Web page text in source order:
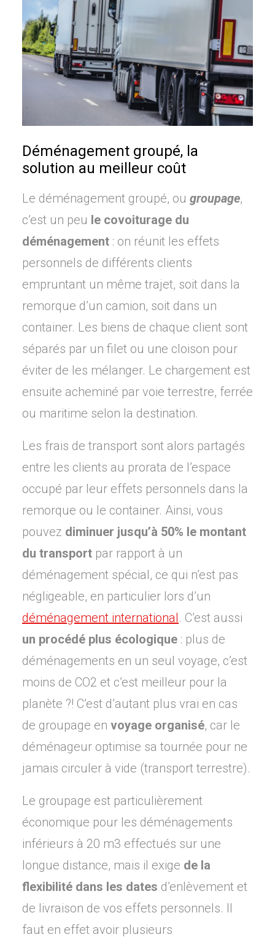
Déménagement groupé, la
solution au meilleur coût
Le déménagement groupé, ou groupage,
c’est un peu le covoiturage du
déménagement : on réunit les effets
personnels de différents clients
empruntant un même trajet, soit dans la
remorque d’un camion, soit dans un
container. Les biens de chaque client sont
séparés par un filet ou une cloison pour
éviter de les mélanger. Le chargement est
ensuite acheminé par voie terrestre, ferrée
ou maritime selon la destination.
Les frais de transport sont alors partagés
entre les clients au prorata de l’espace
occupé par leur effets personnels dans la
remorque ou le container. Ainsi, vous
pouvez diminuer jusqu’à 50% le montant
du transport par rapport à un
déménagement spécial, ce qui n’est pas
négligeable, en particulier lors d’un
déménagement international . C’est aussi
un procédé plus écologique : plus de
déménagements en un seul voyage, c’est
moins de CO2 et c’est meilleur pour la
planète ?! C’est d’autant plus vrai en cas
de groupage en voyage organisé, car le
déménageur optimise sa tournée pour ne
jamais circuler à vide (transport terrestre).
Le groupage est particulièrement
économique pour les déménagements
inférieurs à 20 m3 effectués sur une
longue distance, mais il exige de la
flexibilité dans les dates d’enlèvement et
de livraison de vos effets personnels. Il
faut en effet avoir plusieurs